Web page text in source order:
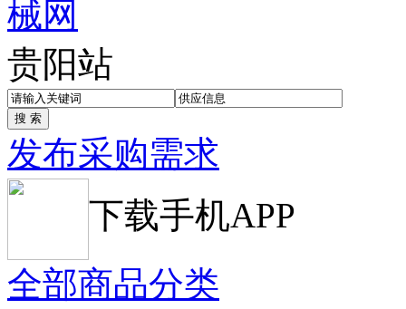
贵阳站
发布采购需求
下载手机APP
全部商品分类